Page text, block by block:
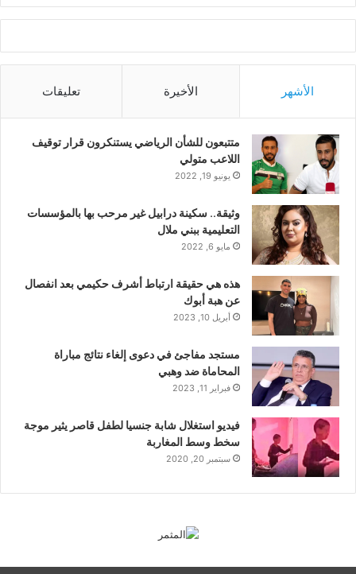
الأشهر الأخيرة تعليقات
متتبعون للشأن الرياضي يستنكرون قرار توقيف
اللاعب متولي
يونيو 19, 2022
وثيقة.. سكينة درابيل غير مرحب بها بالمؤسسات
التعليمية ببني ملال
مايو 6, 2022
هذه هي حقيقة ارتباط أشرف حكيمي بعد انفصال
عن هبة أبوك
أبريل 10, 2023
مستجد مفاجئ في دعوى إلغاء نتائج مباراة
المحاماة ضد وهبي
فبراير 11, 2023
فيديو استغلال شابة جنسيا لطفل قاصر يثير موجة
سخط وسط المغاربة
سبتمبر 20, 2020